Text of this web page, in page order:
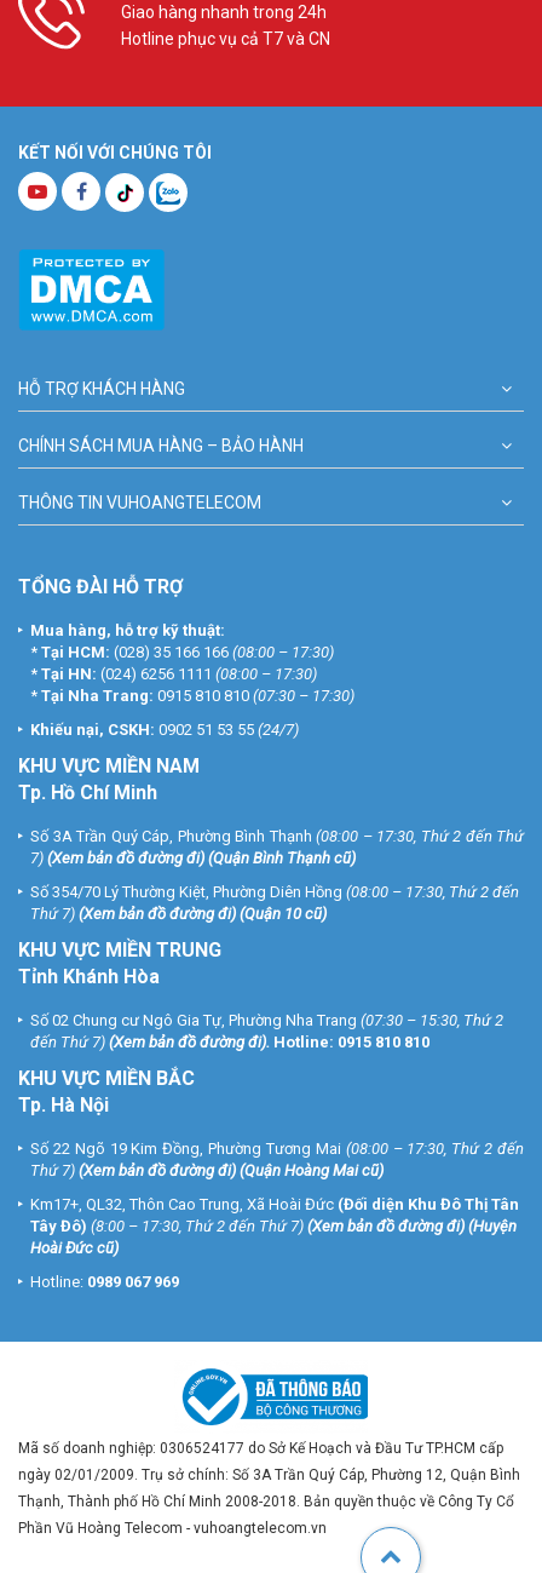
Giao hàng nhanh trong 24h
Hotline phục vụ cả T7 và CN
KẾT NỐI VỚI CHÚNG TÔI
HỖ TRỢ KHÁCH HÀNG
CHÍNH SÁCH MUA HÀNG – BẢO HÀNH
THÔNG TIN VUHOANGTELECOM
TỔNG ĐÀI HỖ TRỢ
Mua hàng, hỗ trợ kỹ thuật:
* Tại HCM: (028) 35 166 166 (08:00 – 17:30)
* Tại HN: (024) 6256 1111 (08:00 – 17:30)
* Tại Nha Trang: 0915 810 810 (07:30 – 17:30)
Khiếu nại, CSKH: 0902 51 53 55 (24/7)
KHU VỰC MIỀN NAM
Tp. Hồ Chí Minh
Số 3A Trần Quý Cáp, Phường Bình Thạnh (08:00 – 17:30, Thứ 2 đến Thứ
7) (Xem bản đồ đường đi) (Quận Bình Thạnh cũ)
Số 354/70 Lý Thường Kiệt, Phường Diên Hồng (08:00 – 17:30, Thứ 2 đến
Thứ 7) (Xem bản đồ đường đi) (Quận 10 cũ)
KHU VỰC MIỀN TRUNG
Tỉnh Khánh Hòa
Số 02 Chung cư Ngô Gia Tự, Phường Nha Trang (07:30 – 15:30, Thứ 2
đến Thứ 7) (Xem bản đồ đường đi). Hotline: 0915 810 810
KHU VỰC MIỀN BẮC
Tp. Hà Nội
Số 22 Ngõ 19 Kim Đồng, Phường Tương Mai (08:00 – 17:30, Thứ 2 đến
Thứ 7) (Xem bản đồ đường đi) (Quận Hoàng Mai cũ)
Km17+, QL32, Thôn Cao Trung, Xã Hoài Đức (Đối diện Khu Đô Thị Tân
Tây Đô) (8:00 – 17:30, Thứ 2 đến Thứ 7) (Xem bản đồ đường đi) (Huyện
Hoài Đức cũ)
Hotline: 0989 067 969
Mã số doanh nghiệp: 0306524177 do Sở Kế Hoạch và Đầu Tư TP.HCM cấp
ngày 02/01/2009. Trụ sở chính: Số 3A Trần Quý Cáp, Phường 12, Quận Bình
Thạnh, Thành phố Hồ Chí Minh 2008-2018. Bản quyền thuộc về Công Ty Cổ
Phần Vũ Hoàng Telecom - vuhoangtelecom.vn